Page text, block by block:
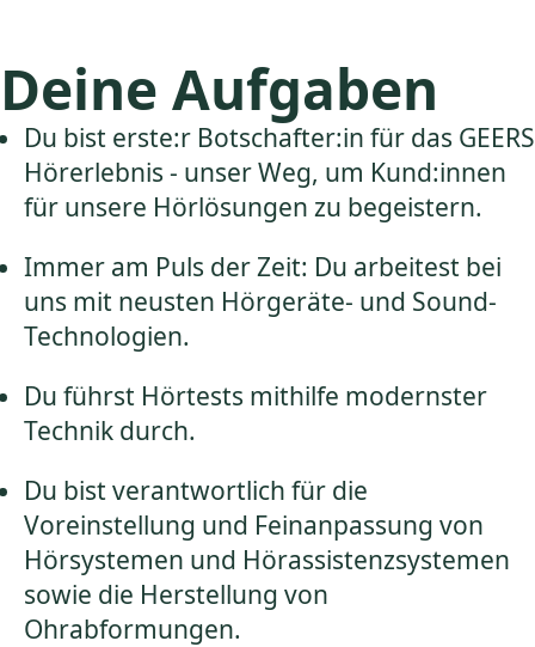
Deine Aufgaben
Du bist erste:r Botschafter:in für das GEERS
Hörerlebnis - unser Weg, um Kund:innen
für unsere Hörlösungen zu begeistern.
Immer am Puls der Zeit: Du arbeitest bei
uns mit neusten Hörgeräte- und Sound-
Technologien.
Du führst Hörtests mithilfe modernster
Technik durch.
Du bist verantwortlich für die
Voreinstellung und Feinanpassung von
Hörsystemen und Hörassistenzsystemen
sowie die Herstellung von
Ohrabformungen.